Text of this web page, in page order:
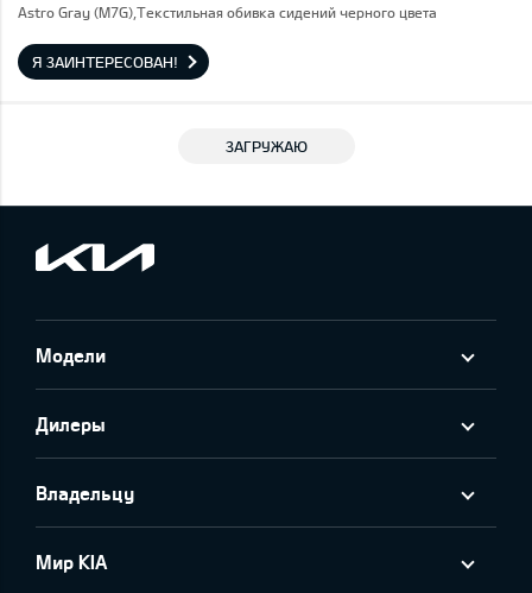
Astro Gray (M7G),Текстильная обивка сидений черного цвета
Я ЗАИНТЕРЕСОВАН!
ЗАГРУЖАЮ
Модели
Дилеры
Владельцу
Мир KIA